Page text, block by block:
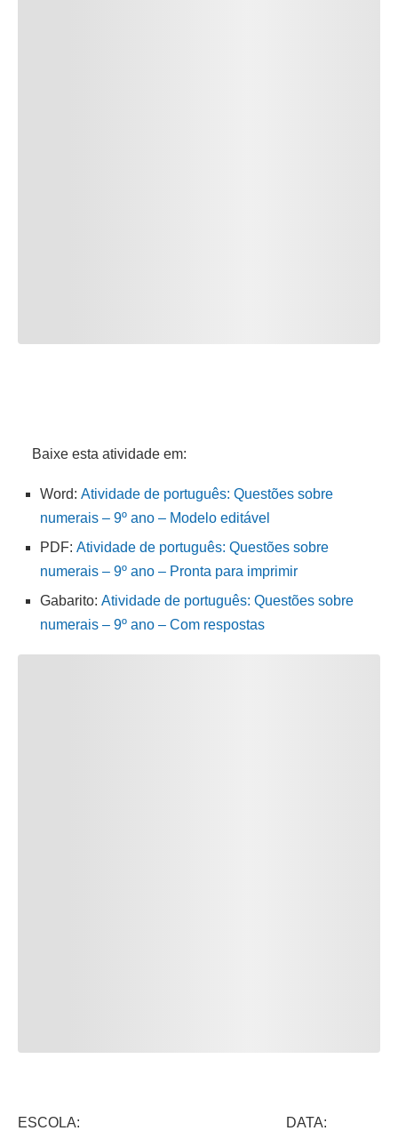
Baixe esta atividade em:
Word: Atividade de português: Questões sobre
numerais – 9º ano – Modelo editável
PDF: Atividade de português: Questões sobre
numerais – 9º ano – Pronta para imprimir
Gabarito: Atividade de português: Questões sobre
numerais – 9º ano – Com respostas
ESCOLA: DATA: